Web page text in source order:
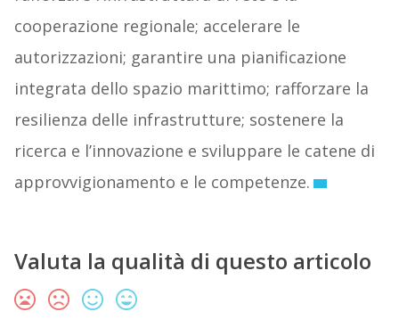
cooperazione regionale; accelerare le
autorizzazioni; garantire una pianificazione
integrata dello spazio marittimo; rafforzare la
resilienza delle infrastrutture; sostenere la
ricerca e l’innovazione e sviluppare le catene di
approvvigionamento e le competenze.
Valuta la qualità di questo articolo